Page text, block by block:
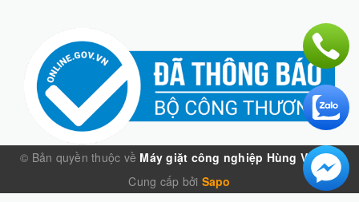
© Bản quyền thuộc về Máy giặt công nghiệp Hùng Vương
Cung cấp bởi Sapo